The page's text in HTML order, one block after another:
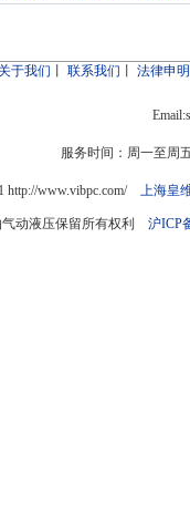
关于我们 丨联系我们 丨法律申明
服务时间：周一至周
http://www.vibpc.com/ 上海皇
气动液压保留所有权利 沪ICP